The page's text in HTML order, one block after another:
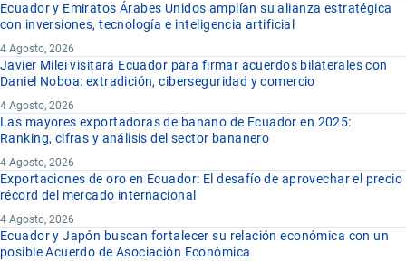
Ecuador y Emiratos Árabes Unidos amplían su alianza estratégica
con inversiones, tecnología e inteligencia artificial
4 Agosto, 2026
Javier Milei visitará Ecuador para firmar acuerdos bilaterales con
Daniel Noboa: extradición, ciberseguridad y comercio
4 Agosto, 2026
Las mayores exportadoras de banano de Ecuador en 2025:
Ranking, cifras y análisis del sector bananero
4 Agosto, 2026
Exportaciones de oro en Ecuador: El desafío de aprovechar el precio
récord del mercado internacional
4 Agosto, 2026
Ecuador y Japón buscan fortalecer su relación económica con un
posible Acuerdo de Asociación Económica